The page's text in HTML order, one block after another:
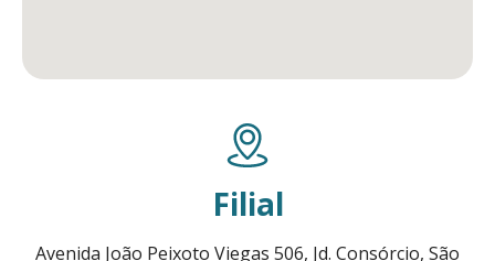
Filial
Avenida João Peixoto Viegas 506, Jd. Consórcio, São